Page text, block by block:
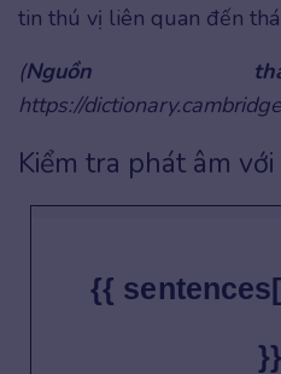
tin thú vị liên quan đến
(Nguồn
https://
Kiểm tra phát âm
{{
}}